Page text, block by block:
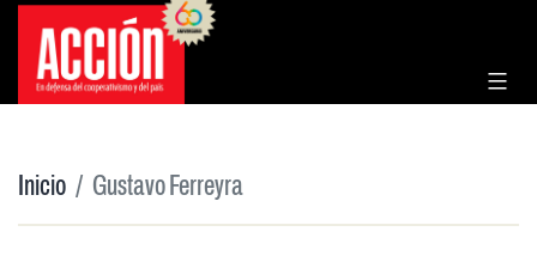
Saltar
contenido
Inicio Gustavo Ferreyra